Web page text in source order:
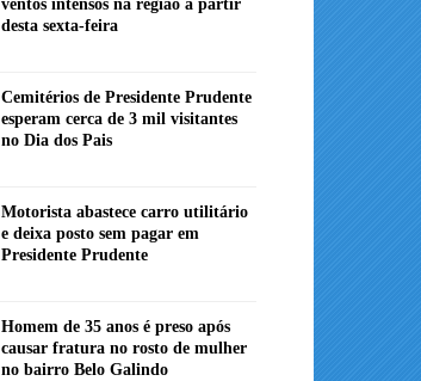
ventos intensos na região a partir
desta sexta-feira
Cemitérios de Presidente Prudente
esperam cerca de 3 mil visitantes
no Dia dos Pais
Motorista abastece carro utilitário
e deixa posto sem pagar em
Presidente Prudente
Homem de 35 anos é preso após
causar fratura no rosto de mulher
no bairro Belo Galindo